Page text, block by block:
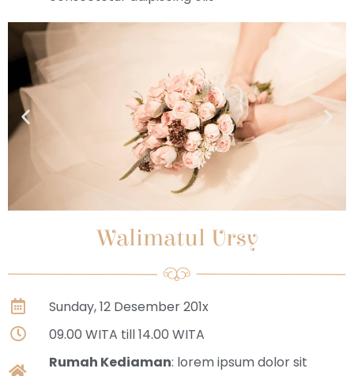
Walimatul Ursy
Sunday, 12 Desember 201x
09.00 WITA till 14.00 WITA
Rumah Kediaman: lorem ipsum dolor sit